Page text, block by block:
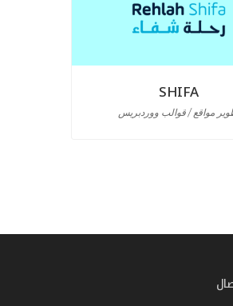
SHIFA
مواقع / قوالب ووردبريس